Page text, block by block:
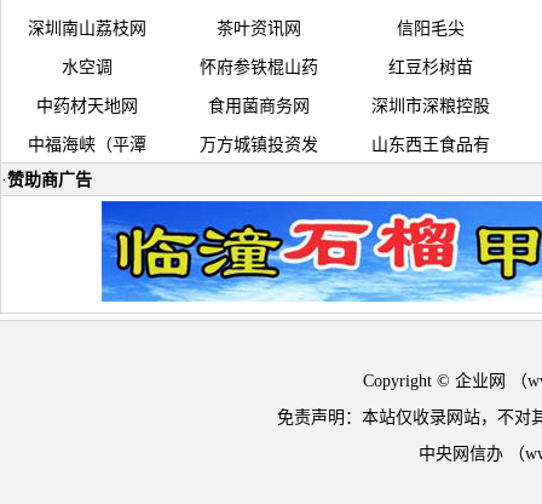
深圳南山荔枝网 茶叶资讯网 信阳毛尖
水空调 怀府参铁棍山药 红豆杉树苗
中药材天地网 食用菌商务网 深圳市深粮控股
中福海峡（平潭 万方城镇投资发
山东西王食品有
·赞助商广告
Copyright © 企业网 （
免责声明：本站仅收录网站，不对
中央网信办 （